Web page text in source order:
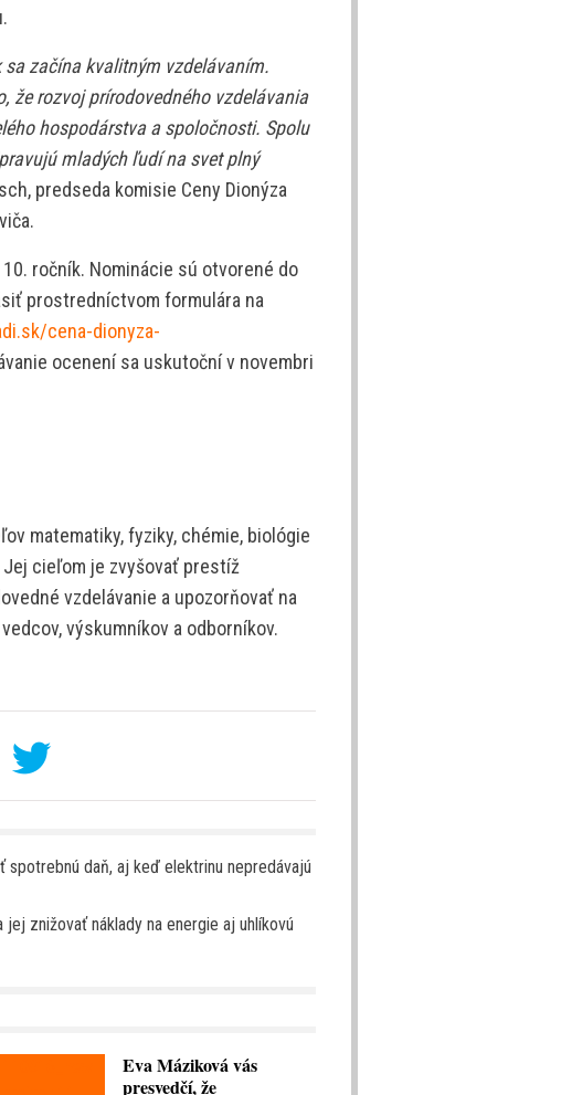
sa začína kvalitným vzdelávaním.
že rozvoj prírodovedného vzdelávania
hospodárstva a spoločnosti. Spolu
mladých ľudí na svet plný
predseda komisie Ceny Dionýza
ročník. Nominácie sú otvorené do
prostredníctvom formulára na
cena-dionyza-
ocenení sa uskutoční v novembri
matematiky, fyziky, chémie, biológie
cieľom je zvyšovať prestíž
vzdelávanie a upozorňovať na
výskumníkov a odborníkov.
daň, aj keď elektrinu nepredávajú
znižovať náklady na energie aj uhlíkovú
Eva Máziková vás
presvedčí, že